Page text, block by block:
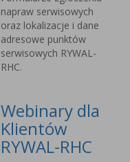
napraw serwisowych
oraz lokalizacje i dane
adresowe punktów
serwisowych RYWAL-
RHC.
Webinary dla
Klientów
RYWAL-RHC